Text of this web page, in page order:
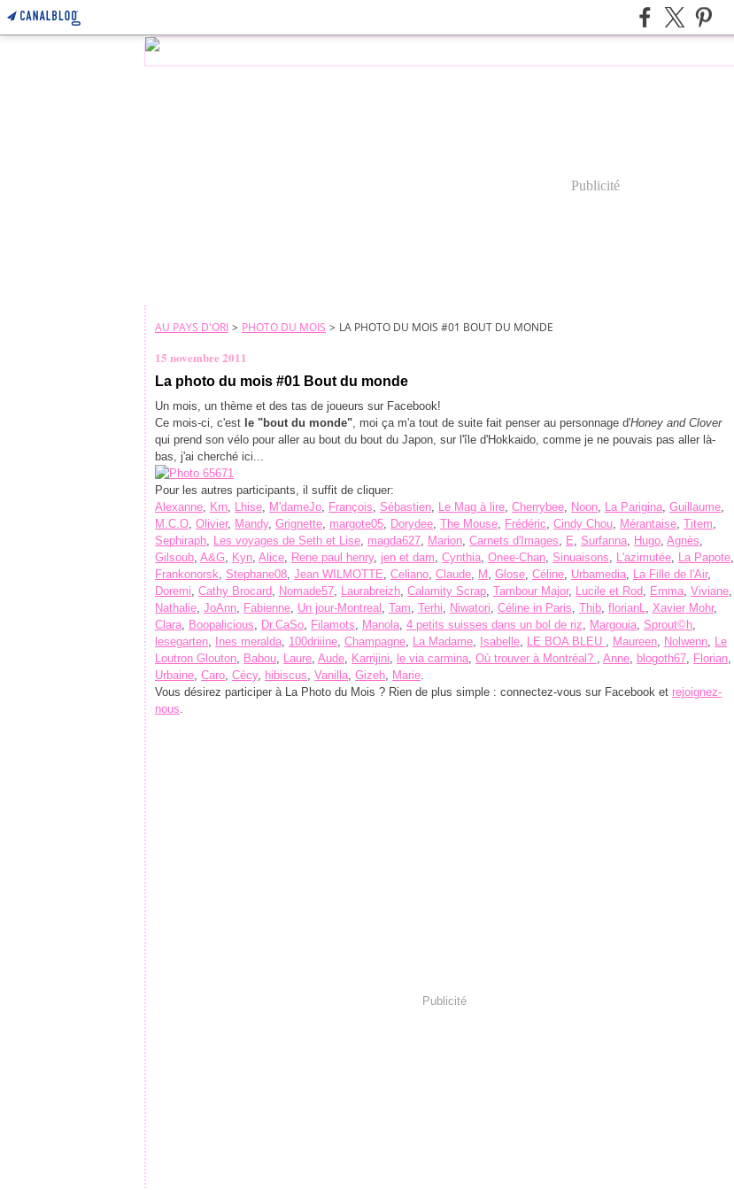
Publicité
AU PAYS D'ORI > PHOTO DU MOIS > LA PHOTO DU MOIS #01 BOUT DU MONDE
15 novembre 2011
La photo du mois #01 Bout du monde
Un mois, un thème et des tas de joueurs sur Facebook!
Ce mois-ci, c'est le "bout du monde", moi ça m'a tout de suite fait penser au personnage d'Honey and Clover
qui prend son vélo pour aller au bout du bout du Japon, sur l'île d'Hokkaido, comme je ne pouvais pas aller là-
bas, j'ai cherché ici...
Pour les autres participants, il suffit de cliquer:
Alexanne, Krn, Lhise, M'dameJo, François, Sébastien, Le Mag à lire, Cherrybee, Noon, La Parigina, Guillaume,
M.C.O, Olivier, Mandy, Grignette, margote05, Dorydee, The Mouse, Frédéric, Cindy Chou, Mérantaise, Titem,
Sephiraph, Les voyages de Seth et Lise, magda627, Marion, Carnets d'Images, E, Surfanna, Hugo, Agnès,
Gilsoub, A&G, Kyn, Alice, Rene paul henry, jen et dam, Cynthia, Onee-Chan, Sinuaisons, L'azimutée, La Papote,
Frankonorsk, Stephane08, Jean WILMOTTE, Celiano, Claude, M , Glose, Céline, Urbamedia, La Fille de l'Air,
Doremi, Cathy Brocard, Nomade57, Laurabreizh, Calamity Scrap, Tambour Major, Lucile et Rod, Emma, Viviane,
Nathalie, JoAnn, Fabienne, Un jour-Montreal , Tam, Terhi, Niwatori, Céline in Paris, Thib, florianL, Xavier Mohr,
Clara, Boopalicious, Dr.CaSo, Filamots, Manola, 4 petits suisses dans un bol de riz, Margouia, Sprout©h,
lesegarten, Ines meralda, 100driiine, Champagne, La Madame, Isabelle, LE BOA BLEU , Maureen, Nolwenn, Le
Loutron Glouton, Babou, Laure, Aude, Karrijini, le via carmina, Où trouver à Montréal? , Anne, blogoth67, Florian,
Urbaine, Caro, Cécy, hibiscus, Vanilla, Gizeh, Marie.
Vous désirez participer à La Photo du Mois ? Rien de plus simple : connectez-vous sur Facebook et rejoignez-
nous.
Publicité